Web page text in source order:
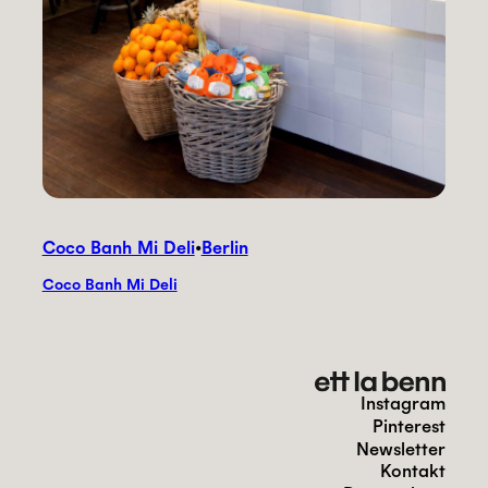
Coco Banh Mi Deli•Berlin
Coco Banh Mi Deli
Instagram
Pinterest
Newsletter
Kontakt